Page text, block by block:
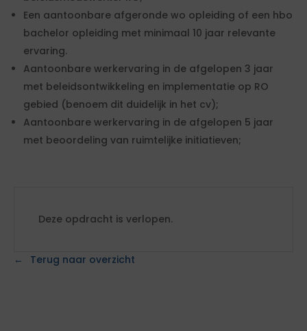
Een aantoonbare afgeronde wo opleiding of een hbo
bachelor opleiding met minimaal 10 jaar relevante
ervaring.
Aantoonbare werkervaring in de afgelopen 3 jaar
met beleidsontwikkeling en implementatie op RO
gebied (benoem dit duidelijk in het cv);
Aantoonbare werkervaring in de afgelopen 5 jaar
met beoordeling van ruimtelijke initiatieven;
Deze opdracht is verlopen.
Terug naar overzicht